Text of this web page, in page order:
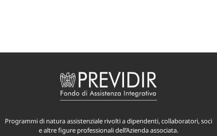
Programmi di natura assistenziale rivolti a dipendenti, collaboratori, soci